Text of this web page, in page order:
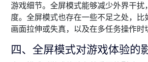
游戏细节。全屏模式能够减少外界干扰
度。全屏模式也存在一些不足之处，比
画面拉伸或失真，以及在多任务操作时
四、全屏模式对游戏体验的